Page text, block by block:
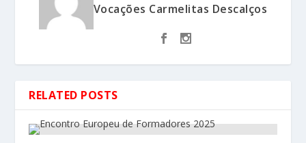
Vocações Carmelitas Descalços
RELATED POSTS